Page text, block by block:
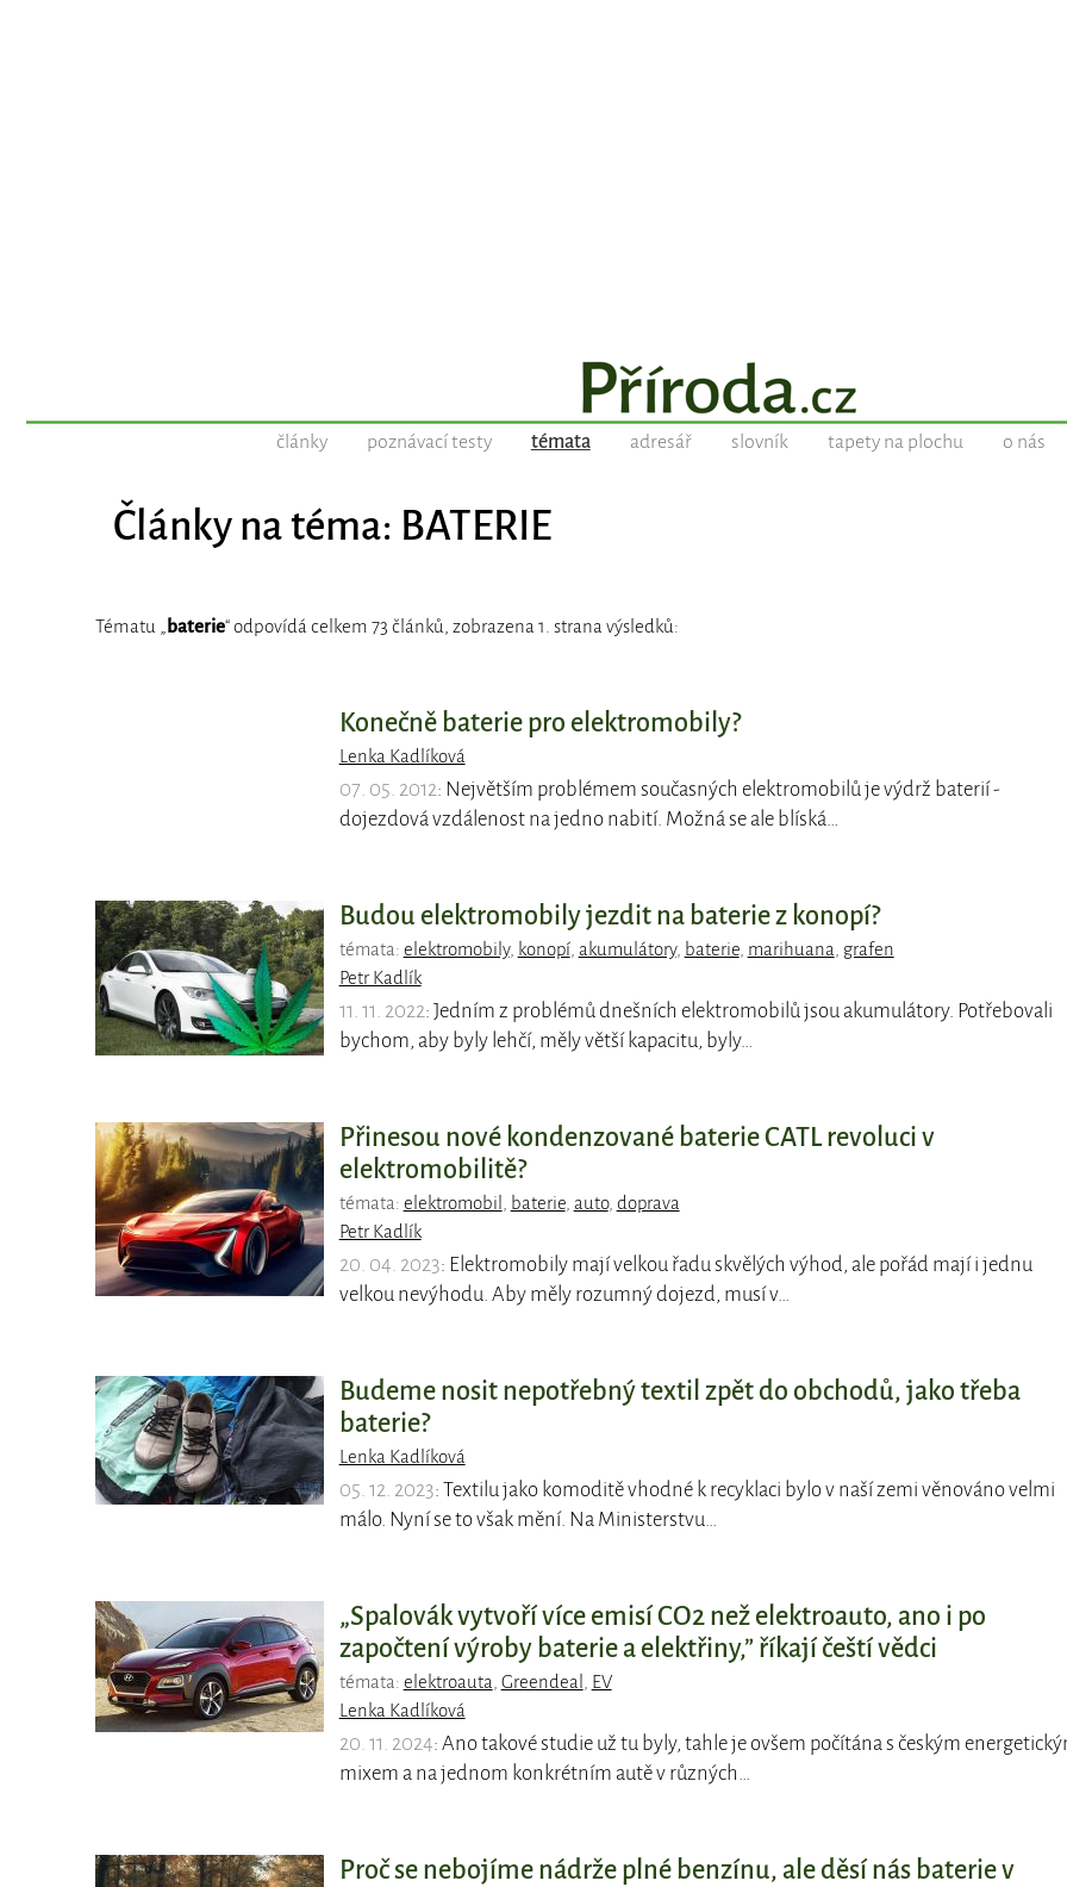
články poznávací testy témata adresář slovník tapety na plochu o nás
Články na téma: BATERIE
Tématu „ baterie“ odpovídá celkem 73 článků, zobrazena 1. strana výsledků:
Konečně baterie pro elektromobily?
Lenka Kadlíková
07. 05. 2012: Největším problémem současných elektromobilů je výdrž baterií -
dojezdová vzdálenost na jedno nabití. Možná se ale blíská…
Budou elektromobily jezdit na baterie z konopí?
témata: elektromobily, konopí, akumulátory, baterie, marihuana
grafen
Petr Kadlík
11. 11. 2022: Jedním z problémů dnešních elektromobilů jsou akumulátory. Potřebovali
bychom, aby byly lehčí, měly větší kapacitu, byly…
Přinesou nové kondenzované baterie CATL revoluci v
elektromobilitě?
témata: elektromobil baterie, auto, doprava
Petr Kadlík
20. 04. 2023: Elektromobily mají velkou řadu skvělých výhod, ale pořád mají i jednu
velkou nevýhodu. Aby měly rozumný dojezd, musí v…
Budeme nosit nepotřebný textil zpět do obchodů, jako třeba
baterie?
Lenka Kadlíková
05. 12. 2023: Textilu jako komoditě vhodné k recyklaci bylo v naší zemi věnováno velmi
málo. Nyní se to však mění. Na Ministerstvu…
„Spalovák vytvoří více emisí CO2 než elektroauto, ano i po
započtení výroby baterie a elektřiny,” říkají čeští vědci
témata: elektroauta Greendeal
EV
Lenka Kadlíková
20. 11. 2024: Ano takové studie už tu byly, tahle je ovšem počítána s českým
mixem a na jednom konkrétním autě v různých…
Proč se nebojíme nádrže plné benzínu, ale děsí nás baterie v